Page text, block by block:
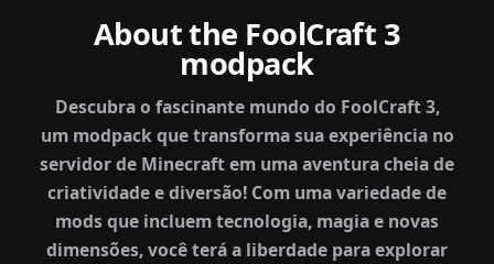
About the FoolCraft 3
modpack
Descubra o fascinante mundo do FoolCraft 3,
um modpack que transforma sua experiência no
servidor de Minecraft em uma aventura cheia de
criatividade e diversão! Com uma variedade de
mods que incluem tecnologia, magia e novas
dimensões, você terá a liberdade para explorar